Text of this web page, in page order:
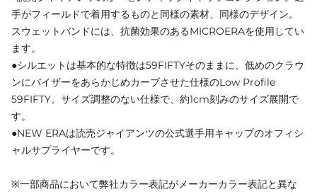
手がフィールドで着用するものと同様の素材、同様のデザイン。
スウェットバンドには、抗菌効果のあるMICROERAを使用してい
ます。
●シルエットは基本的な特徴は59FIFTYそのままに、低めのクラウ
ンにバイザーをあらかじめカーブさせた仕様のLow Profile
59FIFTY。サイズ調整のない仕様で、約1cm刻みのサイズ展開で
す。
●NEW ERAは読売ジャイアンツの公式選手用キャップのオフィシ
ャルサプライヤーです。
※一部商品において弊社カラー表記がメーカーカラー表記と異な